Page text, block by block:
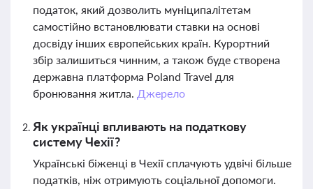
податок, який дозволить муніципалітетам
самостійно встановлювати ставки на основі
досвіду інших європейських країн. Курортний
збір залишиться чинним, а також буде створена
державна платформа Poland Travel для
бронювання житла. Джерело
Як українці впливають на податкову
систему Чехії?
Українські біженці в Чехії сплачують удвічі більше
податків, ніж отримують соціальної допомоги.